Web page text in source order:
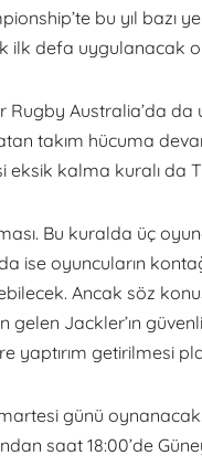
bu yıl bazı
ilk defa uygulanacak
Australia’da da
takım hücuma
eksik kalma kuralı
Bu kuralda üç
ise oyuncuların
Ancak söz
Jackler’ın
yaptırım getirilmesi
günü
saat 18:00’de